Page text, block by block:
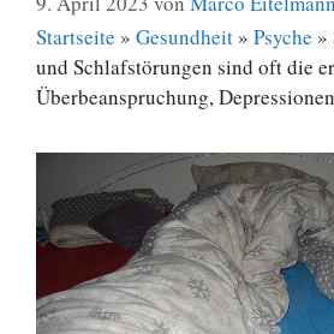
Startseite » Gesundheit » Psyche »
und Schlafstörungen sind oft die
Überbeanspruchung,